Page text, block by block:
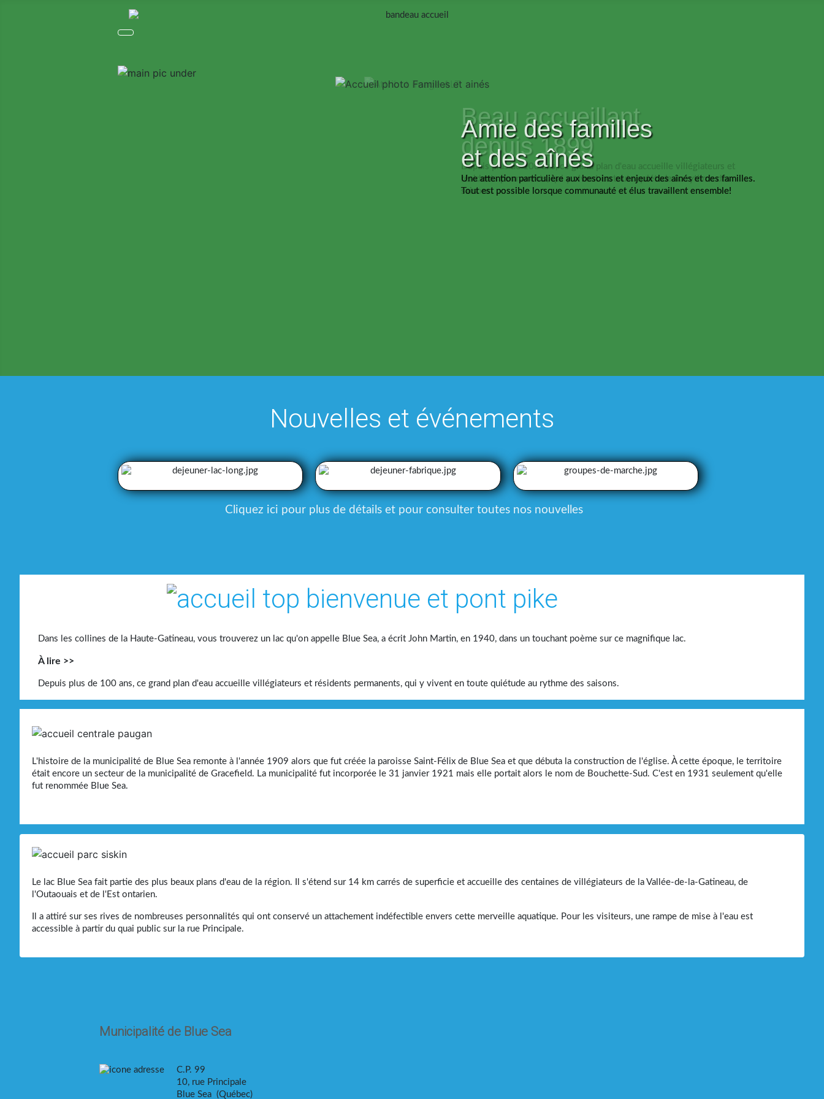
Amie des familles
et des aînés
Une attention particulière aux besoins et enjeux des aînés et des familles.
Tout est possible lorsque communauté et élus travaillent ensemble!
Nouvelles et événements
Cliquez ici pour plus de détails et pour consulter toutes nos nouvelles
Le lac Blue Sea fait partie des plus beaux plans d'eau de la région. Il s'étend sur 14 km carrés de superficie et accueille des centaines de villégiateurs de la Vallée-de-la-Gatineau, de
l'Outaouais et de l'Est ontarien.
Il a attiré sur ses rives de nombreuses personnalités qui ont conservé un attachement indéfectible envers cette merveille aquatique. Pour les visiteurs, une rampe de mise à l'eau est
accessible à partir du quai public sur la rue Principale.
Dans les collines de la Haute-Gatineau, vous trouverez un lac qu'on appelle Blue Sea, a écrit John Martin, en 1940, dans un touchant poème sur ce magnifique lac.
À lire >>
Depuis plus de 100 ans, ce grand plan d'eau accueille villégiateurs et résidents permanents, qui y vivent en toute quiétude au rythme des saisons.
L'histoire de la municipalité de Blue Sea remonte à l'année 1909 alors que fut créée la paroisse Saint-Félix de Blue Sea et que débuta la construction de l'église. À cette époque, le territoire
était encore un secteur de la municipalité de Gracefield. La municipalité fut incorporée le 31 janvier 1921 mais elle portait alors le nom de Bouchette-Sud. C'est en 1931 seulement qu'elle
fut renommée Blue Sea.
Municipalité de Blue Sea
C.P. 99
10, rue Principale
Blue Sea (Québec)